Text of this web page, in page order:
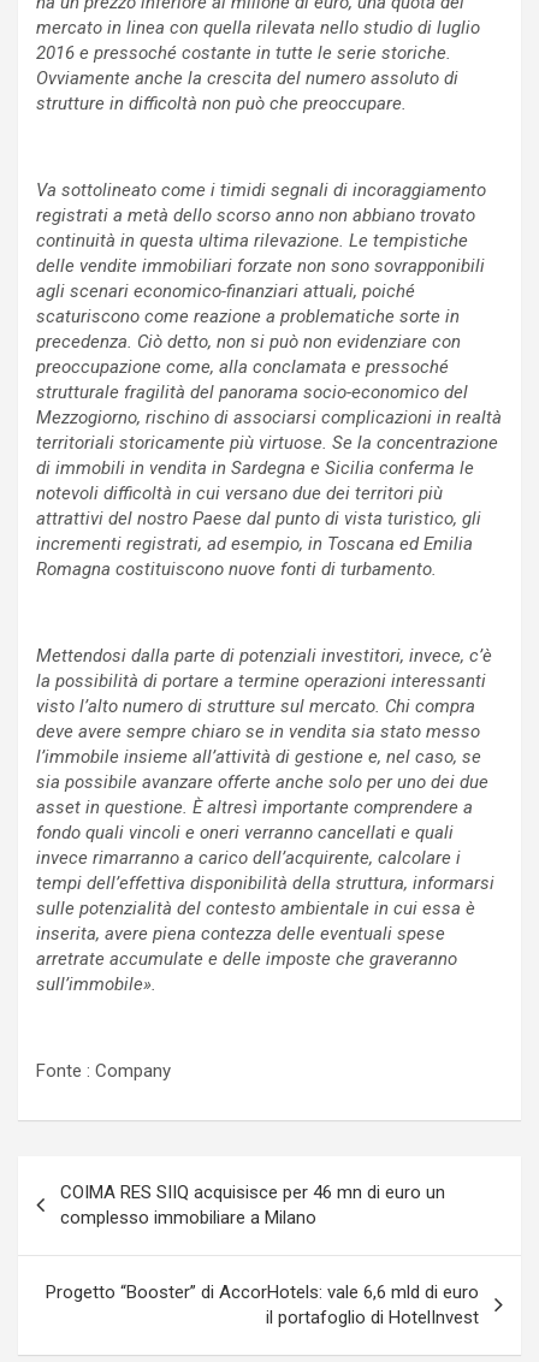
mercato in linea con quella rilevata nello studio di luglio
2016 e pressoché costante in tutte le serie storiche.
Ovviamente anche la crescita del numero assoluto di
strutture in difficoltà non può che preoccupare.
Va sottolineato come i timidi segnali di incoraggiamento
registrati a metà dello scorso anno non abbiano trovato
continuità in questa ultima rilevazione. Le tempistiche
delle vendite immobiliari forzate non sono sovrapponibili
agli scenari economico-finanziari attuali, poiché
scaturiscono come reazione a problematiche sorte in
precedenza. Ciò detto, non si può non evidenziare con
preoccupazione come, alla conclamata e pressoché
strutturale fragilità del panorama socio-economico del
Mezzogiorno, rischino di associarsi complicazioni in realtà
territoriali storicamente più virtuose. Se la concentrazione
di immobili in vendita in Sardegna e Sicilia conferma le
notevoli difficoltà in cui versano due dei territori più
attrattivi del nostro Paese dal punto di vista turistico, gli
incrementi registrati, ad esempio, in Toscana ed Emilia
Romagna costituiscono nuove fonti di turbamento.
Mettendosi dalla parte di potenziali investitori, invece, c’è
la possibilità di portare a termine operazioni interessanti
visto l’alto numero di strutture sul mercato. Chi compra
deve avere sempre chiaro se in vendita sia stato messo
l’immobile insieme all’attività di gestione e, nel caso, se
sia possibile avanzare offerte anche solo per uno dei due
asset in questione. È altresì importante comprendere a
fondo quali vincoli e oneri verranno cancellati e quali
invece rimarranno a carico dell’acquirente, calcolare i
tempi dell’effettiva disponibilità della struttura, informarsi
sulle potenzialità del contesto ambientale in cui essa è
inserita, avere piena contezza delle eventuali spese
arretrate accumulate e delle imposte che graveranno
sull’immobile».
Fonte : Company
articoli
COIMA RES SIIQ acquisisce per 46 mn di euro un
complesso immobiliare a Milano
Progetto “Booster” di AccorHotels: vale 6,6 mld di euro
il portafoglio di HotelInvest